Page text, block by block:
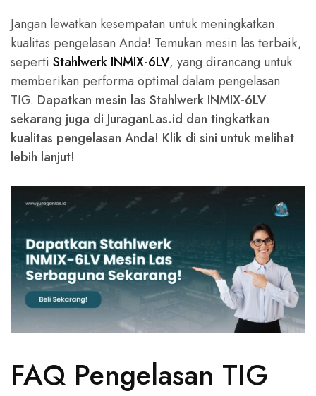
Jangan lewatkan kesempatan untuk meningkatkan
kualitas pengelasan Anda! Temukan mesin las terbaik,
seperti Stahlwerk INMIX-6LV, yang dirancang untuk
memberikan performa optimal dalam pengelasan
TIG. Dapatkan mesin las Stahlwerk INMIX-6LV
sekarang juga di JuraganLas.id dan tingkatkan
kualitas pengelasan Anda! Klik di sini untuk melihat
lebih lanjut!
FAQ Pengelasan TIG